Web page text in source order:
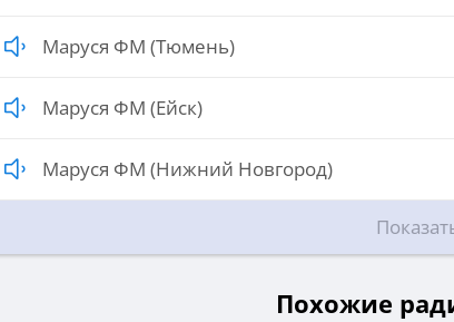
Маруся ФМ (Тюмень)
Маруся ФМ (Ейск)
Маруся ФМ (Нижний Новгород)
Похожие